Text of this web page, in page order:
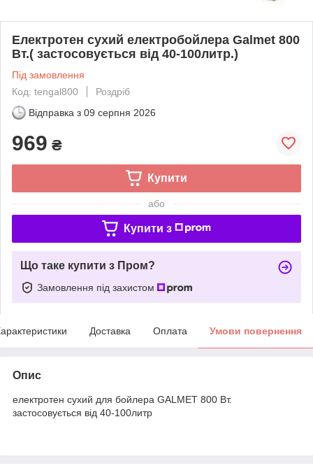
Електротен сухий електробойлера Galmet 800
Вт.( застосовується від 40-100литр.)
Під замовлення
Код: tengal800
Роздріб
Відправка з 09 серпня 2026
969 ₴
Купити
або
Купити з
Що таке купити з Пром?
Замовлення під захистом
Доставка Оплата Умови повернення
Опис
електротен сухий для бойлера GALMET 800 Вт.
застосовується від 40-100литр